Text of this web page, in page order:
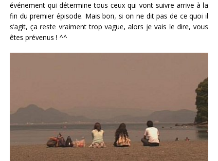
événement qui détermine tous ceux qui vont suivre arrive à la
fin du premier épisode. Mais bon, si on ne dit pas de ce quoi il
s’agit, ça reste vraiment trop vague, alors je vais le dire, vous
êtes prévenus ! ^^